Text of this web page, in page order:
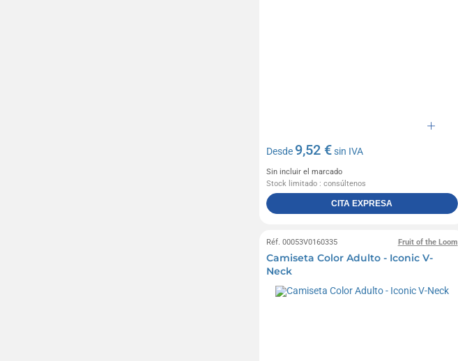
Desde 9,52 €sin IVA
Sin incluir el marcado
Stock limitado : consúltenos
CITA EXPRESA
Fruit of the Loom
Réf. 00053V0160335
Camiseta Color Adulto - Iconic V-
Neck